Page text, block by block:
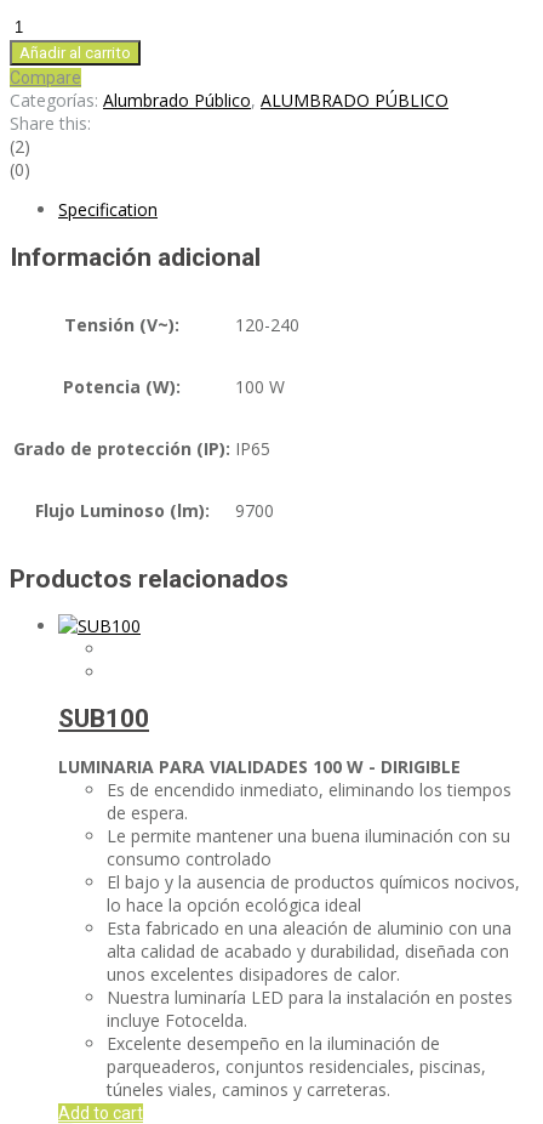
SUB100S
cantidad
Añadir al carrito
Compare
Categorías: Alumbrado Público, ALUMBRADO PÚBLICO
Share this:
(2)
(0)
Specification
Información adicional
Tensión (V~): 120-240
Potencia (W): 100 W
Grado de protección (IP): IP65
Flujo Luminoso (lm): 9700
Productos relacionados
SUB100
LUMINARIA PARA VIALIDADES 100 W - DIRIGIBLE
Es de encendido inmediato, eliminando los tiempos
de espera.
Le permite mantener una buena iluminación con su
consumo controlado
El bajo y la ausencia de productos químicos nocivos,
lo hace la opción ecológica ideal
Esta fabricado en una aleación de aluminio con una
alta calidad de acabado y durabilidad, diseñada con
unos excelentes disipadores de calor.
Nuestra luminaría LED para la instalación en postes
incluye Fotocelda.
Excelente desempeño en la iluminación de
parqueaderos, conjuntos residenciales, piscinas,
túneles viales, caminos y carreteras.
Add to cart